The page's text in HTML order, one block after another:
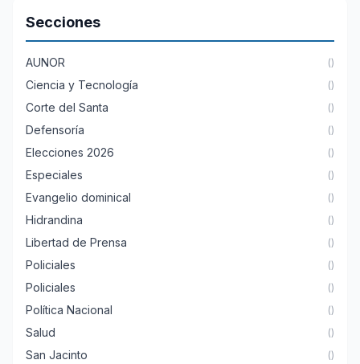
Secciones
AUNOR ()
Ciencia y Tecnología ()
Corte del Santa ()
Defensoría ()
Elecciones 2026 ()
Especiales ()
Evangelio dominical ()
Hidrandina ()
Libertad de Prensa ()
Policiales ()
Policiales ()
Política Nacional ()
Salud ()
San Jacinto ()